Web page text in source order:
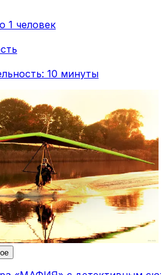
1 человек
: 10 минуты